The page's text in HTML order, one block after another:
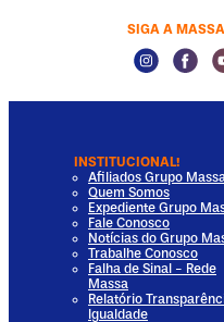
SIGA A
INSTITUCIONAL!
Afiliados Grupo Massa
Quem Somos
Expediente Grupo
Fale Conosco
Notícias do Grupo
Trabalhe Conosco
Falha de Sinal - Rede
Massa
Relatório
Igualdade